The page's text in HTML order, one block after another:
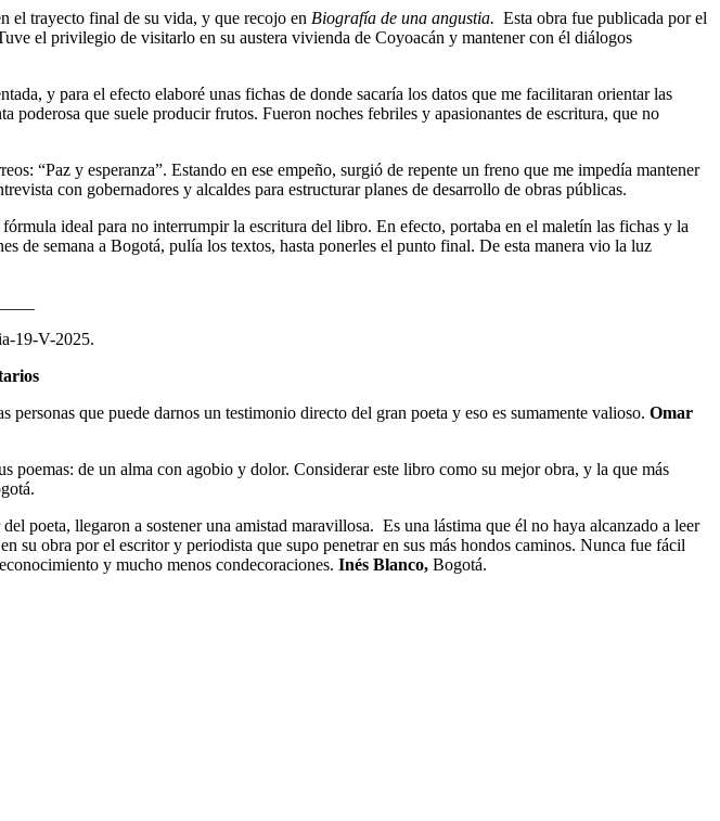
el trayecto final de su vida, y que recojo en Biografía de una angustia. Esta obra fue publicada por el
el privilegio de visitarlo en su austera vivienda de Coyoacán y mantener con él diálogos
y para el efecto elaboré unas fichas de donde sacaría los datos que me facilitaran orientar las
que suele producir frutos. Fueron noches febriles y apasionantes de escritura, que no
“Paz y esperanza”. Estando en ese empeño, surgió de repente un freno que me impedía mantener
con gobernadores y alcaldes para estructurar planes de desarrollo de obras públicas.
ideal para no interrumpir la escritura del libro. En efecto, portaba en el maletín las fichas y la
de semana a Bogotá, pulía los textos, hasta ponerles el punto final. De esta manera vio la luz
19-V-2025.
que puede darnos un testimonio directo del gran poeta y eso es sumamente valioso. Omar
poemas: de un alma con agobio y dolor. Considerar este libro como su mejor obra, y la que más
poeta, llegaron a sostener una amistad maravillosa. Es una lástima que él no haya alcanzado a leer
su obra por el escritor y periodista que supo penetrar en sus más hondos caminos. Nunca fue fácil
y mucho menos condecoraciones. Inés Blanco, Bogotá.